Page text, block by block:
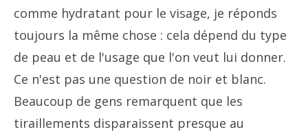
comme hydratant pour le visage, je réponds
toujours la même chose : cela dépend du type
de peau et de l'usage que l'on veut lui donner.
Ce n'est pas une question de noir et blanc.
Beaucoup de gens remarquent que les
tiraillements disparaissent presque au